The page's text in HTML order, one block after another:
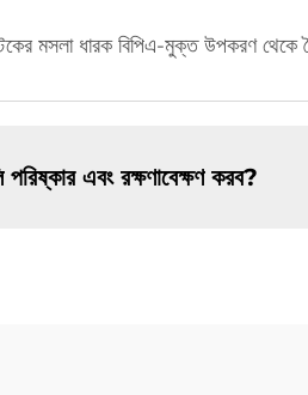
মসলা ধারক বিপিএ-মুক্ত উপকরণ থেকে
এবং রক্ষণাবেক্ষণ করব?